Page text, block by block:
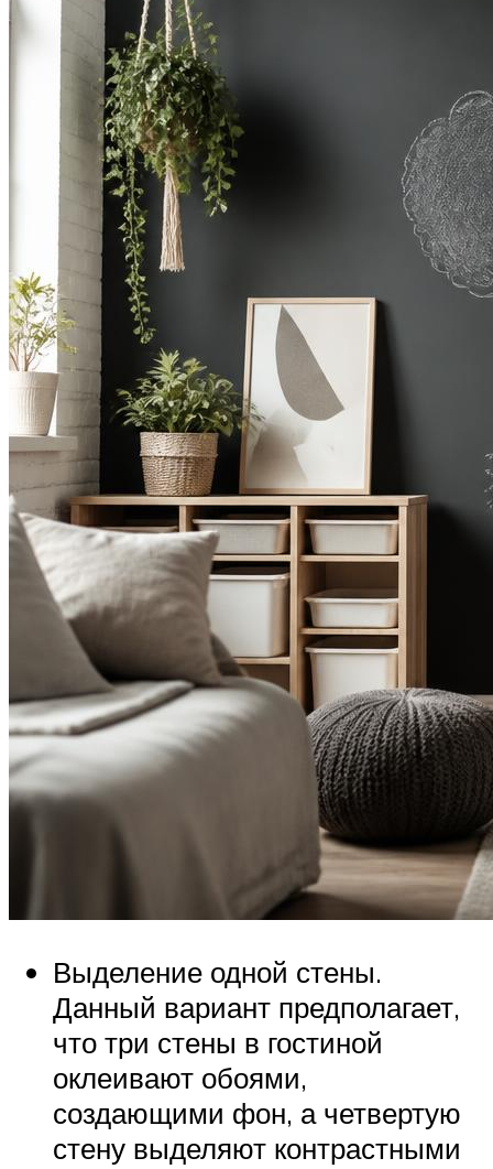
Выделение одной стены.
Данный вариант предполагает,
что три стены в гостиной
оклеивают обоями,
создающими фон, а четвертую
стену выделяют контрастными